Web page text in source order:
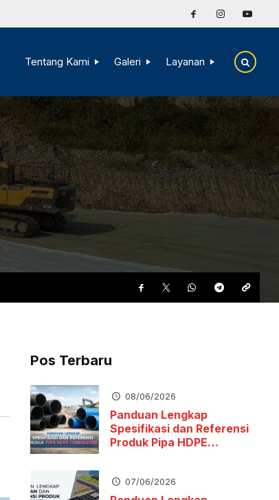
Tentang Kami Galeri Layanan
Pos Terbaru
08/06/2026
Panduan Lengkap
Spesifikasi dan Referensi
Produk Pipa HDPE
07/06/2026